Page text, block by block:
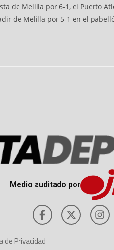
de Melilla por 6-1, el Puerto
de Melilla por 5-1 en el
Medio auditado por
de Privacidad